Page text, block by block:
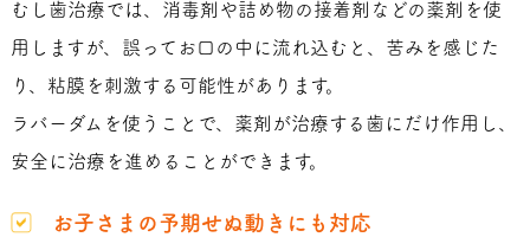
むし歯治療では、消毒剤や詰め物の接着剤などの薬剤を使
用しますが、誤ってお口の中に流れ込むと、苦みを感じた
り、粘膜を刺激する可能性があります。
ラバーダムを使うことで、薬剤が治療する歯にだけ作用し、
安全に治療を進めることができます。
お子さまの予期せぬ動きにも対応